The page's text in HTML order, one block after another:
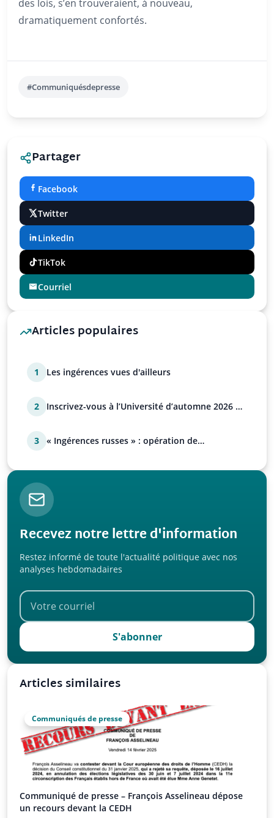
des lois, s’en trouveraient, à nouveau,
dramatiquement confortés.
#Communiquésdepresse
Partager
Facebook
Twitter
LinkedIn
TikTok
Courriel
Articles populaires
1 Les ingérences vues d'ailleurs
2
Inscrivez-vous à l’Université d’automne 2026 de
3
« Ingérences russes » : opération de
Recevez notre lettre d'information
Restez informé de toute l'actualité politique avec nos
analyses hebdomadaires
S'abonner
Articles similaires
Communiqués de presse
Communiqué de presse – François Asselineau dépose
un recours devant la CEDH